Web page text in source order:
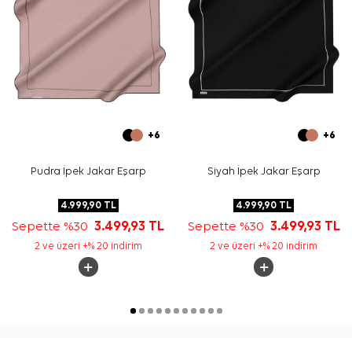
+6
Pudra İpek Jakar Eşarp
4.999,90TL
Sepette %303.499,93 TL
2 ve üzeri +% 20 indirim
+6
Siyah İpek Jakar Eşarp
4.999,90 TL
Sepette %30 3.499,93 TL
2 ve üzeri +% 20 indirim